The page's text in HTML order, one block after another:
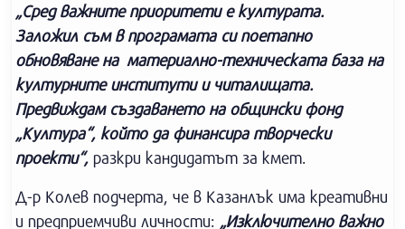
„Сред важните приоритети е културата.
Заложил съм в програмата си поетапно
обновяване на материално-техническата база на
културните институти и читалищата.
Предвиждам създаването на общински фонд
„Култура“, който да финансира творчески
проекти“, разкри кандидатът за кмет.
Д-р Колев подчерта, че в Казанлък има креативни
и предприемчиви личности: „Изключително важно